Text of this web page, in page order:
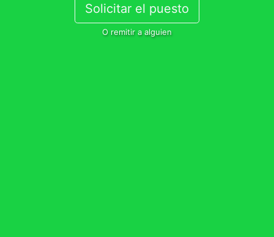
Solicitar el puesto
O remitir a alguien